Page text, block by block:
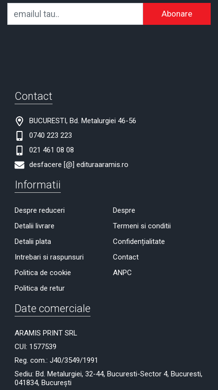
Abonare
Contact
BUCURESTI, Bd. Metalurgiei 46-56
0740 223 223
021 461 08 08
desfacere [@] edituraaramis.ro
Informatii
Despre reduceri
Detalii livrare
Detalii plata
Intrebari si raspunsuri
Politica de cookie
Politica de retur
Despre
Termeni si conditii
Confidențialitate
Contact
ANPC
Date comerciale
ARAMIS PRINT SRL
CUI: 1577539
Reg. com.: J40/3549/1991
Sediu: Bd. Metalurgiei, 32-44, Bucuresti-Sector 4, Bucuresti,
041834, București